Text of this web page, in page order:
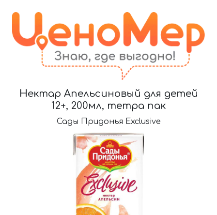
Нектар Апельсиновый для детей
12+, 200мл, тетра пак
Сады Придонья Exclusive